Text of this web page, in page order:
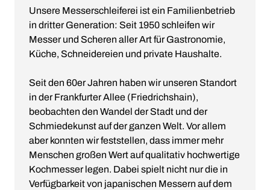
Unsere Messerschleiferei ist ein Familienbetrieb
in dritter Generation: Seit 1950 schleifen wir
Messer und Scheren aller Art für Gastronomie,
Küche, Schneidereien und private Haushalte.
Seit den 60er Jahren haben wir unseren Standort
in der Frankfurter Allee (Friedrichshain),
beobachten den Wandel der Stadt und der
Schmiedekunst auf der ganzen Welt. Vor allem
aber konnten wir feststellen, dass immer mehr
Menschen großen Wert auf qualitativ hochwertige
Kochmesser legen. Dabei spielt nicht nur die in
Verfügbarkeit von japanischen Messern auf dem